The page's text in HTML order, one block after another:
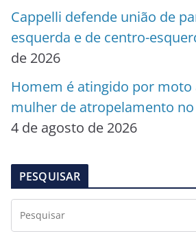
Cappelli defende união de
esquerda e de centro-
de 2026
Homem é atingido por moto
mulher de atropelamento no
4 de agosto de 2026
PESQUISAR